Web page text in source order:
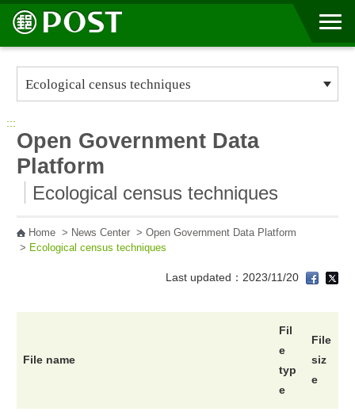
Go to Content Area
:::
Open Government Data
Platform
Ecological census techniques
Home> News Center> Open Government Data Platform
> Ecological census techniques
Last updated：2023/11/20
File name
Fil
e
typ
e
File
siz
e